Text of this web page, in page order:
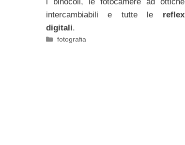
intercambiabili e tutte le reflex
digitali.
Categorie
fotografia